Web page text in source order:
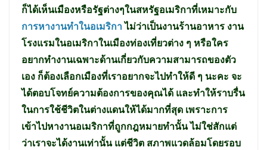
ก็ได้เห็นเมืองหรือรัฐต่างๆในสหรัฐอเมริกาที่เหมาะกับ
การหางานทำในอเมริกาไม่ว่าเป็นงานร้านอาหาร งาน
โรงแรมในอเมริกาในเมืองท่องเที่ยวต่าง ๆ หรือใคร
อยากทำงานเฉพาะด้านเกี่ยวกับความสามารถของตัว
เอง ก็ต้องเลือกเมืองที่เราอยากจะไปทำให้ดี ๆ นะคะ จะ
ได้ตอบโจทย์ความต้องการของคุณได้ และทำให้ราบรื่น
ในการใช้ชีวิตในต่างแดนให้ได้มากที่สุด เพราะการ
เข้าไปหางานอเมริกาที่ถูกกฎหมายทำนั้น ไม่ใช่สักแต่
ว่าเราจะได้งานเท่านั้น แต่ชีวิต สภาพแวดล้อมโดยรอบ